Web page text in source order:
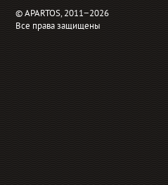
© APARTOS, 2011−2026
Все права защищены